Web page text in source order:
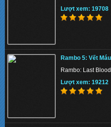
Thiên Nga Bóng
Lượt xem: 135457
Memory 2022 -
Lượt xem: 19708
Rambo 5: Vết
Rambo: Last Blood
Lượt xem: 19212